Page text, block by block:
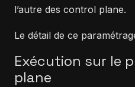
l’autre des control plane.
Le détail de ce
Exécution sur le
plane